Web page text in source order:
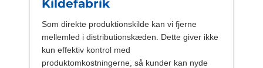
Kildefabrik
Som direkte produktionskilde kan vi fjerne
mellemled i distributionskæden. Dette giver ikke
kun effektiv kontrol med
produktomkostningerne, så kunder kan nyde